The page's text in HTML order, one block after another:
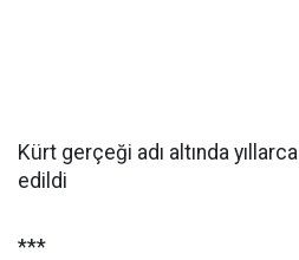
Kürt gerçeği adı altında yıllarca
edildi
***